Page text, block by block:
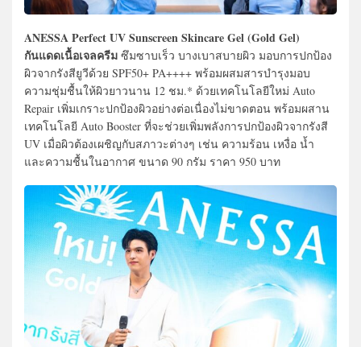
ANESSA Perfect UV Sunscreen Skincare Gel (Gold Gel)
กันแดดเนื้อเจลครีม ซึมซาบเร็ว บางเบาสบายผิว มอบการปกป้อง
ผิวจากรังสียูวีด้วย SPF50+ PA++++ พร้อมผสมสารบำรุงมอบ
ความชุ่มชื้นให้ผิวยาวนาน 12 ชม.* ด้วยเทคโนโลยีใหม่ Auto
Repair เพิ่มเกราะปกป้องผิวอย่างต่อเนื่องไม่ขาดตอน พร้อมผสาน
เทคโนโลยี Auto Booster ที่จะช่วยเพิ่มพลังการปกป้องผิวจากรังสี
UV เมื่อผิวต้องเผชิญกับสภาวะต่างๆ เช่น ความร้อน เหงื่อ น้ำ
และความชื้นในอากาศ ขนาด 90 กรัม ราคา 950 บาท